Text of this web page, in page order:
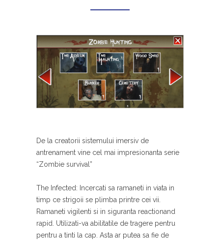
De la creatorii sistemului imersiv de
antrenament vine cel mai impresionanta serie
“Zombie survival”
The Infected: Incercati sa ramaneti in viata in
timp ce strigoii se plimba printre cei vii.
Ramaneti vigilenti si in siguranta reactionand
rapid. Utilizati-va abilitatile de tragere pentru
pentru a tinti la cap. Asta ar putea sa fie de